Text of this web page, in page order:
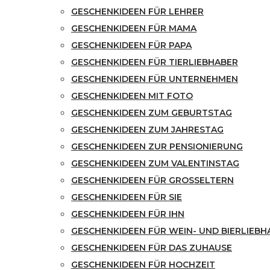
GESCHENKIDEEN FÜR LEHRER
GESCHENKIDEEN FÜR MAMA
GESCHENKIDEEN FÜR PAPA
GESCHENKIDEEN FÜR TIERLIEBHABER
GESCHENKIDEEN FÜR UNTERNEHMEN
GESCHENKIDEEN MIT FOTO
GESCHENKIDEEN ZUM GEBURTSTAG
GESCHENKIDEEN ZUM JAHRESTAG
GESCHENKIDEEN ZUR PENSIONIERUNG
GESCHENKIDEEN ZUM VALENTINSTAG
GESCHENKIDEEN FÜR GROSSELTERN
GESCHENKIDEEN FÜR SIE
GESCHENKIDEEN FÜR IHN
GESCHENKIDEEN FÜR WEIN- UND
GESCHENKIDEEN FÜR DAS ZUHAUSE
GESCHENKIDEEN FÜR HOCHZEIT